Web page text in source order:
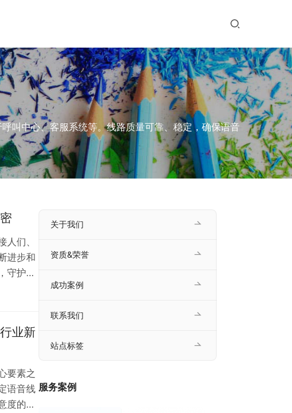
叫中心、客服系统等。线路质量可靠、稳定，确保语音
们、
进步和
守护通
质量
重要业新
要素之
语音线
度的双
关于我们
资质&荣誉
成功案例
联系我们
站点标签
服务案例